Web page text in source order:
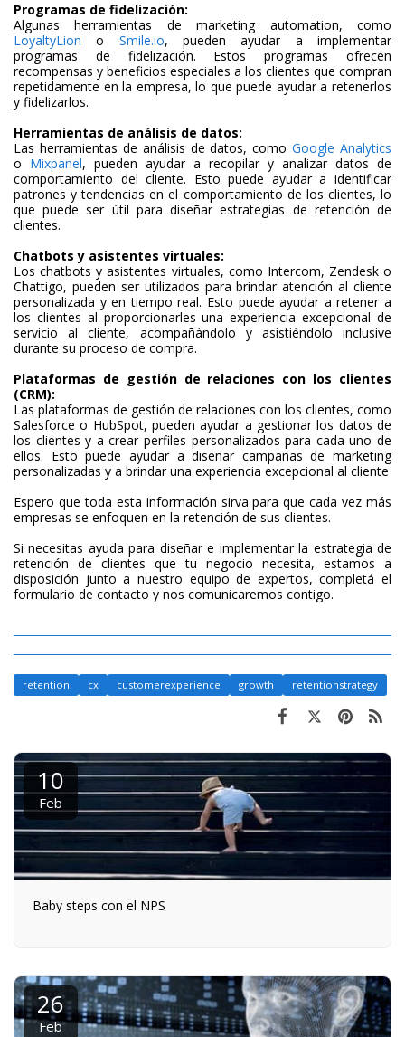
Programas de fidelización:
Algunas herramientas de marketing automation, como
LoyaltyLion o Smile.io, pueden ayudar a implementar
programas de fidelización. Estos programas ofrecen
recompensas y beneficios especiales a los clientes que compran
repetidamente en la empresa, lo que puede ayudar a retenerlos
y fidelizarlos.
Herramientas de análisis de datos:
Las herramientas de análisis de datos, comoGoogle Analytics
o Mixpanel, pueden ayudar a recopilar y analizar datos de
comportamiento del cliente. Esto puede ayudar a identificar
patrones y tendencias en el comportamiento de los clientes, lo
que puede ser útil para diseñar estrategias de retención de
clientes.
Chatbots y asistentes virtuales:
Los chatbots y asistentes virtuales, como Intercom, Zendesk o
Chattigo, pueden ser utilizados para brindar atención al cliente
personalizada y en tiempo real. Esto puede ayudar a retener a
los clientes al proporcionarles una experiencia excepcional de
servicio al cliente, acompañándolo y asistiéndolo inclusive
durante su proceso de compra.
Plataformas de gestión de relaciones con los clientes
(CRM):
Las plataformas de gestión de relaciones con los clientes, como
Salesforce o HubSpot, pueden ayudar a gestionar los datos de
los clientes y a crear perfiles personalizados para cada uno de
ellos. Esto puede ayudar a diseñar campañas de marketing
personalizadas y a brindar una experiencia excepcional al cliente
Espero que toda esta información sirva para que cada vez más
empresas se enfoquen en la retención de sus clientes.
Si necesitas ayuda para diseñar e implementar la estrategia de
retención de clientes que tu negocio necesita, estamos a
disposición junto a nuestro equipo de expertos, completá el
formulario de contacto y nos comunicaremos contigo.
retention cx customerexperience growth retentionstrategy
10
Feb
Baby steps con el NPS
26
Feb